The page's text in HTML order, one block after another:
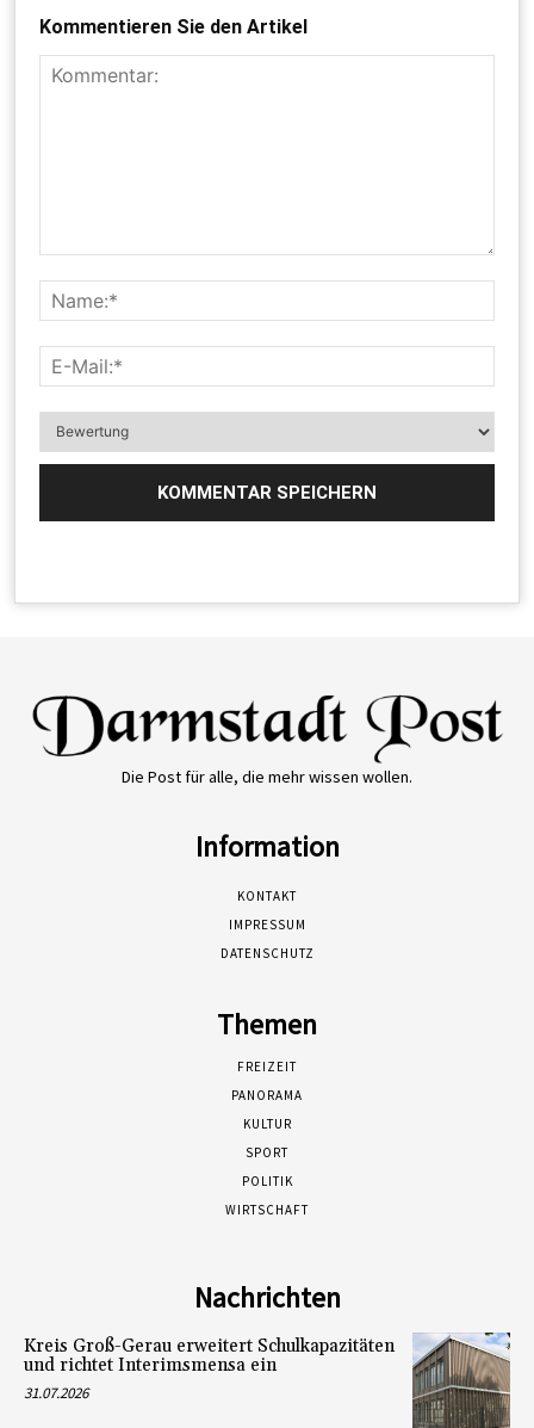
Kommentieren Sie den Artikel
Die Post für alle, die mehr wissen wollen.
Information
KONTAKT
IMPRESSUM
DATENSCHUTZ
Themen
FREIZEIT
PANORAMA
KULTUR
SPORT
POLITIK
WIRTSCHAFT
Nachrichten
Kreis Groß-Gerau erweitert Schulkapazitäten
und richtet Interimsmensa ein
31.07.2026